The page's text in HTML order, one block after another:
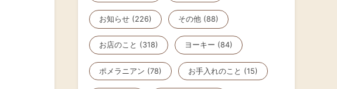
お知らせ (226) その他 (88)
お店のこと (318) ヨーキー (84)
ポメラニアン (78) お手入れのこと (15)